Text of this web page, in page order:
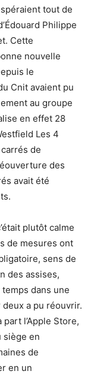
tout de
Philippe
Cette
nouvelle
le
Cnit avaient pu
au groupe
en effet 28
Les 4
de
des
avait été
plutôt calme
de mesures ont
sens de
des assises,
dans une
a pu réouvrir.
l’Apple Store,
siège en
de
en un